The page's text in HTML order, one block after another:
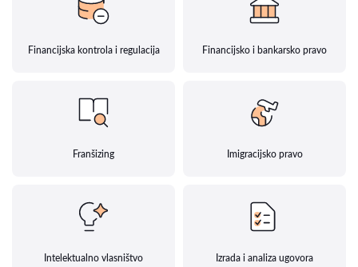
Financijska kontrola i regulacija Financijsko i bankarsko pravo
Franšizing Imigracijsko pravo
Intelektualno vlasništvo Izrada i analiza ugovora